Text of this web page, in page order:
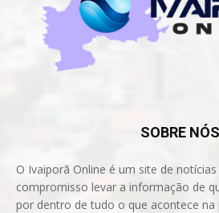
SOBRE NÓS
O Ivaiporã Online é um site de
compromisso levar a informação de
por dentro de tudo o que acontece na